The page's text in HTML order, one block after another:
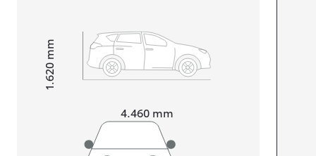
4.460 mm
Højt1.620
mm